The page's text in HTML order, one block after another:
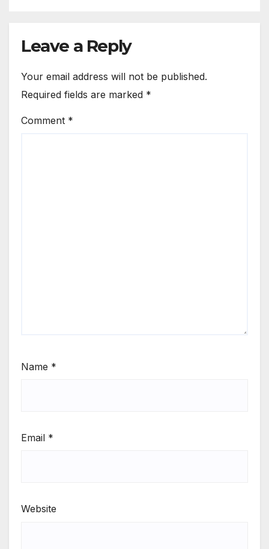
Leave a Reply
Your email address will not be published.
Required fields are marked *
Comment *
Name *
Email *
Website